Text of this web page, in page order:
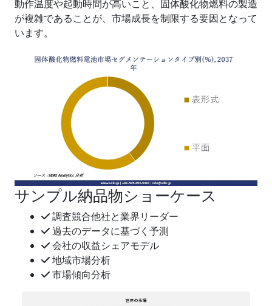
動作温度や起動時間が高いこと、固体酸化物燃料の製造
が複雑であることが、市場成長を制限する要因となって
います。
サンプル納品物ショーケース
調査競合他社と業界リーダー
過去のデータに基づく予測
会社の収益シェアモデル
地域市場分析
市場傾向分析